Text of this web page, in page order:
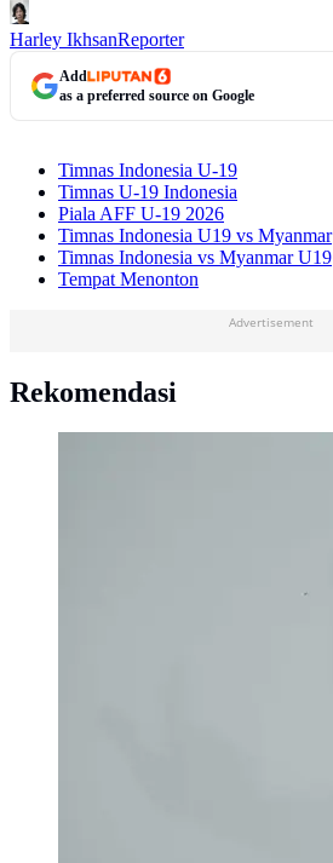
Harley IkhsanReporter
Add
as a preferred source on Google
Timnas Indonesia U-19
Timnas U-19 Indonesia
Piala AFF U-19 2026
Timnas Indonesia U19 vs Myanmar
Timnas Indonesia vs Myanmar U19
Tempat Menonton
Advertisement
Rekomendasi